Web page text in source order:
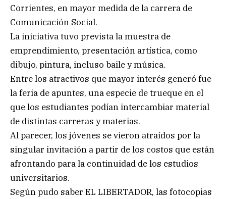
Corrientes, en mayor medida de la carrera de
Comunicación Social.
La iniciativa tuvo prevista la muestra de
emprendimiento, presentación artística, como
dibujo, pintura, incluso baile y música.
Entre los atractivos que mayor interés generó fue
la feria de apuntes, una especie de trueque en el
que los estudiantes podían intercambiar material
de distintas carreras y materias.
Al parecer, los jóvenes se vieron atraídos por la
singular invitación a partir de los costos que están
afrontando para la continuidad de los estudios
universitarios.
Según pudo saber EL LIBERTADOR, las fotocopias